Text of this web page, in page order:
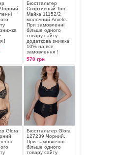
!
Бюстгальтер
Спортивный Топ -
Майка 11152/2
молочний Aniele.
При замовленні
більше одного
товару сайту
додаткова знижка
10% на все
замовлення !
570 грн
Glora
Бюстгальтер Glora
127239 Чорний.
При замовленні
більше одного
товару сайту